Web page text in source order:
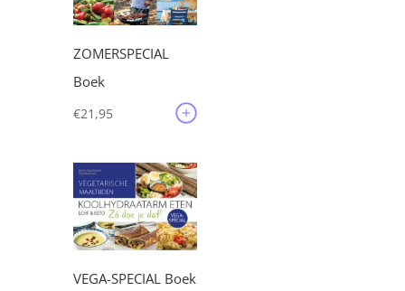
ZOMERSPECIAL
Boek
€21,95
VEGA-SPECIAL Boek